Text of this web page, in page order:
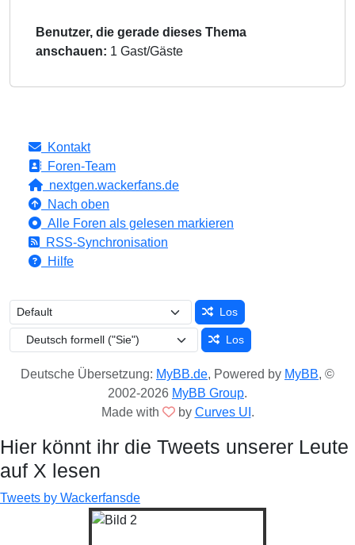
Benutzer, die gerade dieses Thema
anschauen: 1 Gast/Gäste
Kontakt
Foren-Team
nextgen.wackerfans.de
Nach oben
Alle Foren als gelesen markieren
RSS-Synchronisation
Hilfe
Los
Los
Deutsche Übersetzung: MyBB.de, Powered by MyBB, ©
2002-2026 MyBB Group.
Made with
by Curves UI .
Hier könnt ihr die Tweets unserer Leute
auf X lesen
Tweets by Wackerfansde